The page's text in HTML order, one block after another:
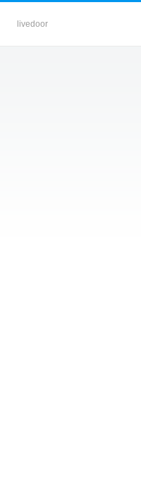
livedoor